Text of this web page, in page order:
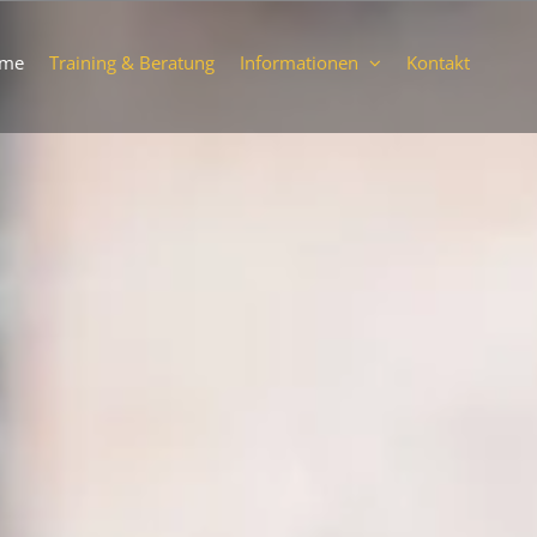
Training & Beratung Informationen Kontakt